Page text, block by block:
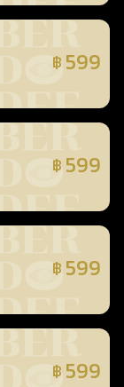
฿ 599
฿ 599
฿ 599
฿ 599